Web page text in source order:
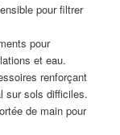
pour filtrer
pour
et eau.
renforçant
sur sols difficiles.
de main pour